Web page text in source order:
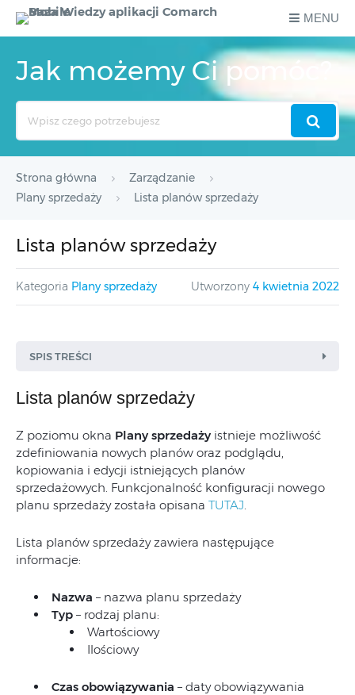
MENU
Jak możemy Ci pomóc?
Strona główna
Zarządzanie
Plany sprzedaży
Lista planów sprzedaży
Lista planów sprzedaży
Kategoria Plany sprzedaży Utworzony 4 kwietnia 2022
SPIS TREŚCI
Lista planów sprzedaży
Z poziomu okna Plany sprzedaży istnieje możliwość
zdefiniowania nowych planów oraz podglądu,
kopiowania i edycji istniejących planów
sprzedażowych. Funkcjonalność konfiguracji nowego
planu sprzedaży została opisana TUTAJ
Lista planów sprzedaży zawiera następujące
informacje:
Nazwa – nazwa planu sprzedaży
Typ – rodzaj planu:
Wartościowy
Ilościowy
Czas obowiązywania – daty obowiązywania